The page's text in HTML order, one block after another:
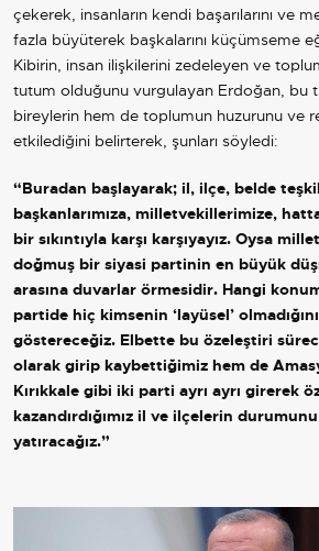
çekerek, insanların kendi başarılarını ve
fazla büyüterek başkalarını küçümseme
Kibirin, insan ilişkilerini zedeleyen ve
tutum olduğunu vurgulayan Erdoğan, bu
bireylerin hem de toplumun huzurunu ve
etkilediğini belirterek, şunları söyledi:
“Buradan başlayarak; il, ilçe, belde
başkanlarımıza, milletvekillerimize,
bir sıkıntıyla karşı karşıyayız. Oysa
doğmuş bir siyasi partinin en büyük
arasına duvarlar örmesidir. Hangi
partide hiç kimsenin ‘layüsel’
göstereceğiz. Elbette bu özeleştiri
olarak girip kaybettiğimiz hem de
Kırıkkale gibi iki parti ayrı ayrı girerek
kazandırdığımız il ve ilçelerin
yatıracağız.”